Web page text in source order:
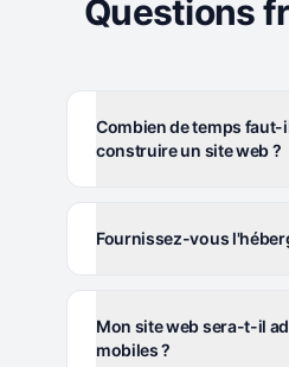
Questions
Combien de temps faut-
construire un site web ?
Fournissez-vous
Mon site web sera-t-il
mobiles ?